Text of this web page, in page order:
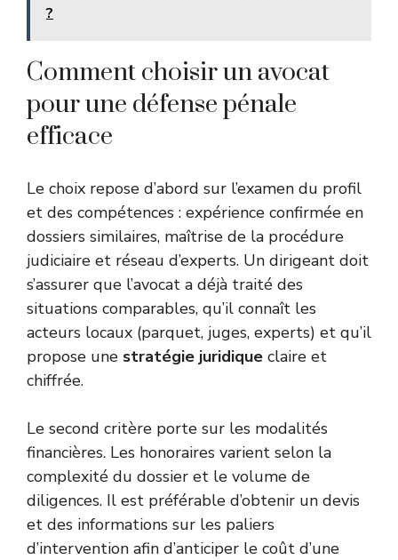
?
Comment choisir un avocat
pour une défense pénale
efficace
Le choix repose d’abord sur l’examen du profil
et des compétences : expérience confirmée en
dossiers similaires, maîtrise de la procédure
judiciaire et réseau d’experts. Un dirigeant doit
s’assurer que l’avocat a déjà traité des
situations comparables, qu’il connaît les
acteurs locaux (parquet, juges, experts) et qu’il
propose une stratégie juridique claire et
chiffrée.
Le second critère porte sur les modalités
financières. Les honoraires varient selon la
complexité du dossier et le volume de
diligences. Il est préférable d’obtenir un devis
et des informations sur les paliers
d’intervention afin d’anticiper le coût d’une